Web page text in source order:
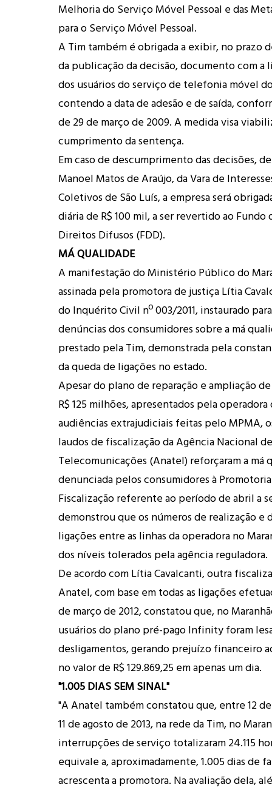
Melhoria do Serviço Móvel Pessoal e das
para o Serviço Móvel Pessoal.
A Tim também é obrigada a exibir, no prazo
da publicação da decisão, documento com a
dos usuários do serviço de telefonia móvel
contendo a data de adesão e de saída,
de 29 de março de 2009. A medida visa
cumprimento da sentença.
Em caso de descumprimento das decisões,
Manoel Matos de Araújo, da Vara de
Coletivos de São Luís, a empresa será
diária de R$ 100 mil, a ser revertido ao Fundo
Direitos Difusos (FDD).
MÁ QUALIDADE
A manifestação do Ministério Público do
assinada pela promotora de justiça Lítia
do Inquérito Civil nº 003/2011, instaurado
denúncias dos consumidores sobre a má
prestado pela Tim, demonstrada pela
da queda de ligações no estado.
Apesar do plano de reparação e ampliação
R$ 125 milhões, apresentados pela operadora
audiências extrajudiciais feitas pelo MPMA,
laudos de fiscalização da Agência Nacional de
Telecomunicações (Anatel) reforçaram a má
denunciada pelos consumidores à
Fiscalização referente ao período de abril a
demonstrou que os números de realização e
ligações entre as linhas da operadora no
dos níveis tolerados pela agência reguladora.
De acordo com Lítia Cavalcanti, outra
Anatel, com base em todas as ligações
de março de 2012, constatou que, no
usuários do plano pré-pago Infinity foram
desligamentos, gerando prejuízo financeiro
no valor de R$ 129.869,25 em apenas um dia.
"1.005 DIAS SEM SINAL"
"A Anatel também constatou que, entre 12
11 de agosto de 2013, na rede da Tim, no
interrupções de serviço totalizaram 24.115
equivale a, aproximadamente, 1.005 dias de
acrescenta a promotora. Na avaliação dela,